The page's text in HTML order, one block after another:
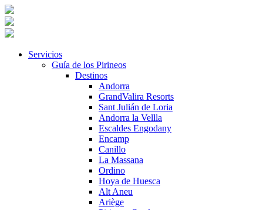
Servicios
Guía de los Pirineos
Destinos
Andorra
GrandValira Resorts
Sant Julián de Loria
Andorra la Vellla
Escaldes Engodany
Encamp
Canillo
La Massana
Ordino
Hoya de Huesca
Alt Aneu
Ariège